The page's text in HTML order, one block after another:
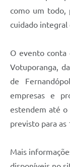
como um todo,
cuidado integral
O evento conta
Votuporanga,
de
empresas e
estendem até
previsto para as
Mais